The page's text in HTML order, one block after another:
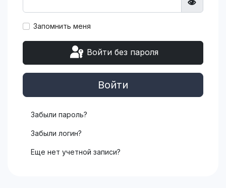
Запомнить меня
Войти без пароля
Войти
Забыли пароль?
Забыли логин?
Еще нет учетной записи?